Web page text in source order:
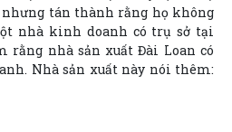
tán thành rằng họ không
nhà kinh doanh có trụ sở tại
rằng nhà sản xuất Đài Loan có
Nhà sản xuất này nói thêm: